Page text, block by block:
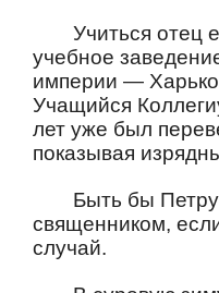
Учиться отец
учебное
империи —
Учащийся
лет уже был
показывая
Быть бы Петру
священником,
случай.